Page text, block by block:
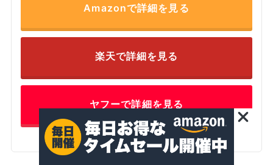
Amazonで詳細を見る
楽天で詳細を見る
ヤフーで詳細を見る